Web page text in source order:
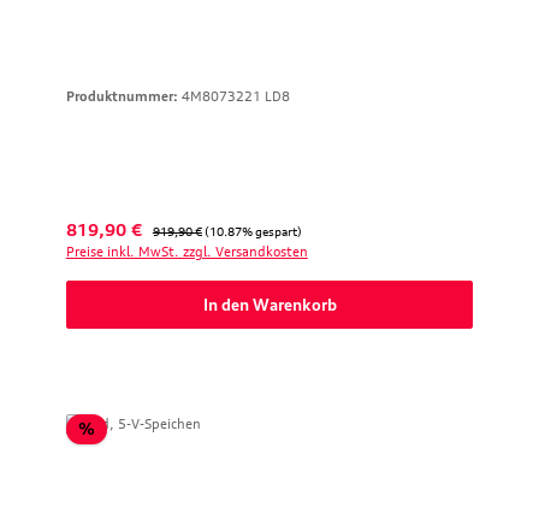
Produktnummer: 4M8073221 LD8
Verkaufspreis:
819,90 € Regulärer Preis:
919,90 € (10.87% gespart)
Preise inkl. MwSt. zzgl. Versandkosten
In den Warenkorb
%Rabatt